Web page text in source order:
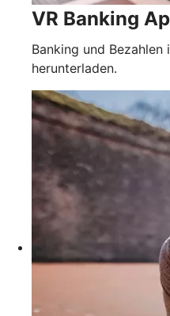
VR Banking
Banking und
herunterladen.